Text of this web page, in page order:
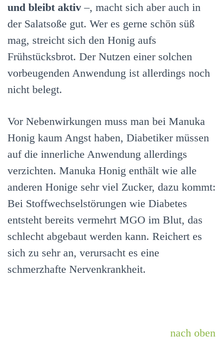
und bleibt aktiv –, macht sich aber auch in
der Salatsoße gut. Wer es gerne schön süß
mag, streicht sich den Honig aufs
Frühstücksbrot. Der Nutzen einer solchen
vorbeugenden Anwendung ist allerdings noch
nicht belegt.
Vor Nebenwirkungen muss man bei Manuka
Honig kaum Angst haben, Diabetiker müssen
auf die innerliche Anwendung allerdings
verzichten. Manuka Honig enthält wie alle
anderen Honige sehr viel Zucker, dazu kommt:
Bei Stoffwechselstörungen wie Diabetes
entsteht bereits vermehrt MGO im Blut, das
schlecht abgebaut werden kann. Reichert es
sich zu sehr an, verursacht es eine
schmerzhafte Nervenkrankheit.
nach oben